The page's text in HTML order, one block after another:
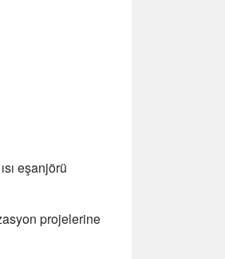
eşanjörü
projelerine